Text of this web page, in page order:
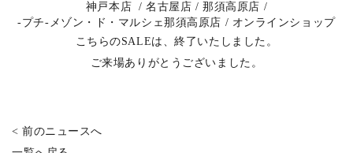
神戸本店 / 名古屋店 / 那須高原店 /
-プチ-メゾン・ド・マルシェ那須高原店 / オンラインショップ
こちらのSALEは、終了いたしました。
ご来場ありがとうございました。
< 前のニュースへ